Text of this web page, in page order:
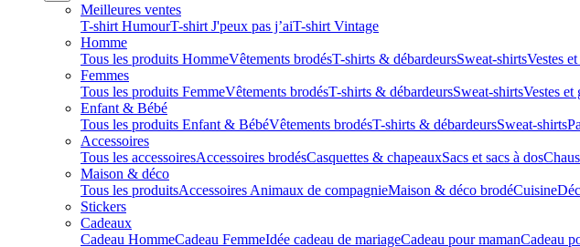
Meilleures ventes
T-shirt HumourT-shirt J'peux pas j’aiT-shirt Vintage
Homme
Tous les produits HommeVêtements brodésT-shirts & débardeursSweat-shirtsVestes
Femmes
Tous les produits FemmeVêtements brodésT-shirts & débardeursSweat-shirtsVestes et
Enfant & Bébé
Tous les produits Enfant & BébéVêtements brodésT-shirts & débardeursSweat-shirts
Accessoires
Tous les accessoiresAccessoires brodésCasquettes & chapeauxSacs et sacs à dos
Maison & déco
Tous les produitsAccessoires Animaux de compagnieMaison & déco brodéCuisine
Stickers
Cadeaux
Cadeau HommeCadeau FemmeIdée cadeau de mariage​Cadeau pour mamanCadeau